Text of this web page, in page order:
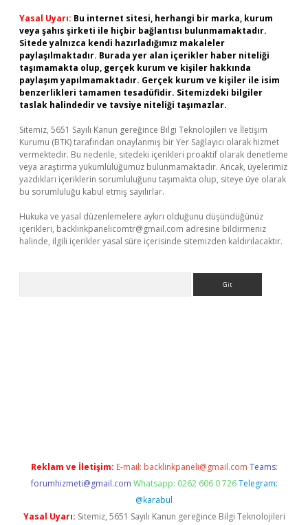
Yasal Uyarı: Bu internet sitesi, herhangi bir marka, kurum
veya şahıs şirketi ile hiçbir bağlantısı bulunmamaktadır.
Sitede yalnızca kendi hazırladığımız makaleler
paylaşılmaktadır. Burada yer alan içerikler haber niteliği
taşımamakta olup, gerçek kurum ve kişiler hakkında
paylaşım yapılmamaktadır. Gerçek kurum ve kişiler ile isim
benzerlikleri tamamen tesadüfidir. Sitemizdeki bilgiler
taslak halindedir ve tavsiye niteliği taşımazlar.
Sitemiz, 5651 Sayılı Kanun gereğince Bilgi Teknolojileri ve İletişim
Kurumu (BTK) tarafından onaylanmış bir Yer Sağlayıcı olarak hizmet
vermektedir. Bu nedenle, sitedeki içerikleri proaktif olarak denetleme
veya araştırma yükümlülüğümüz bulunmamaktadır. Ancak, üyelerimiz
yazdıkları içeriklerin sorumluluğunu taşımakta olup, siteye üye olarak
bu sorumluluğu kabul etmiş sayılırlar.
Hukuka ve yasal düzenlemelere aykırı olduğunu düşündüğünüz
içerikleri, backlinkpanelicomtr@gmail.com adresine bildirmeniz
halinde, ilgili içerikler yasal süre içerisinde sitemizden kaldırılacaktır.
Reklam ve İletişim: E-mail: backlinkpaneli@gmail.com Teams:
forumhizmeti@gmail.com Whatsapp: 0262 606 0 726 Telegram:
@karabul
Yasal Uyarı: Sitemiz, 5651 Sayılı Kanun gereğince Bilgi Teknolojileri